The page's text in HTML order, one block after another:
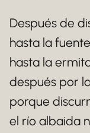
Después de
hasta la
hasta la
después por
porque
el río albaida